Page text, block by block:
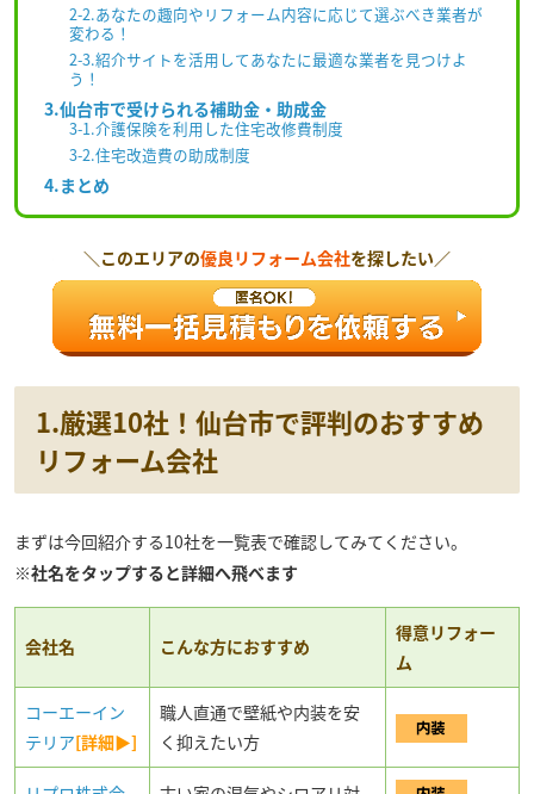
2-2.あなたの趣向やリフォーム内容に応じて選ぶべき業者が
変わる！
2-3.紹介サイトを活用してあなたに最適な業者を見つけよ
う！
3.仙台市で受けられる補助金・助成金
3-1.介護保険を利用した住宅改修費制度
3-2.住宅改造費の助成制度
4.まとめ
＼このエリアの優良リフォーム会社を探したい／
1.厳選10社！仙台市で評判のおすすめ
リフォーム会社
まずは今回紹介する10社を一覧表で確認してみてください。
※社名をタップすると詳細へ飛べます
会社名 こんな方におすすめ
得意リフォー
ム
コーエーイン
テリア[詳細▶]
職人直通で壁紙や内装を安
く抑えたい方